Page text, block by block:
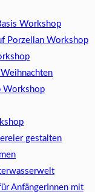
Workshop
Porzellan Workshop
Workshop
gestalten
AnfängerInnen mit